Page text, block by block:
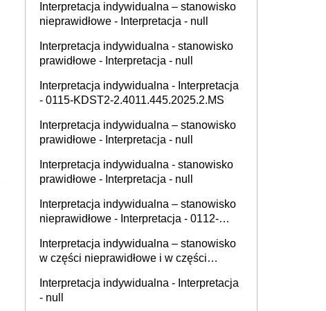
Interpretacja indywidualna – stanowisko
nieprawidłowe - Interpretacja - null
Interpretacja indywidualna - stanowisko
prawidłowe - Interpretacja - null
Interpretacja indywidualna - Interpretacja
- 0115-KDST2-2.4011.445.2025.2.MS
Interpretacja indywidualna – stanowisko
prawidłowe - Interpretacja - null
Interpretacja indywidualna - stanowisko
prawidłowe - Interpretacja - null
Interpretacja indywidualna – stanowisko
nieprawidłowe - Interpretacja - 0112-
Interpretacja indywidualna – stanowisko
w części nieprawidłowe i w części
Interpretacja indywidualna - Interpretacja
- null